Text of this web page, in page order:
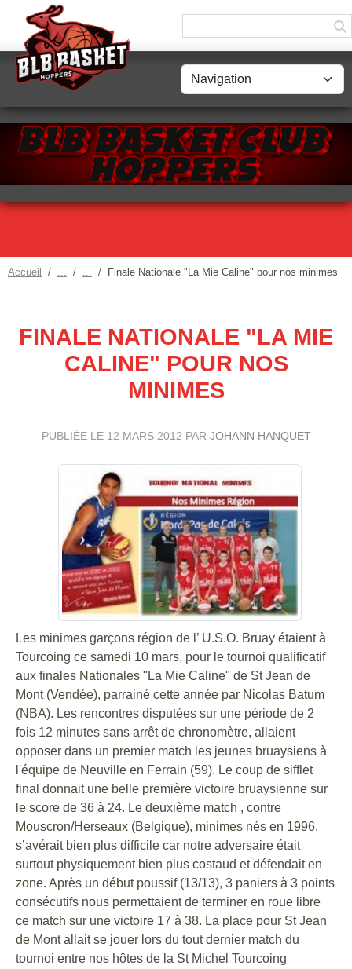
Accueil Finale Nationale "La Mie Caline" pour nos minimes
FINALE NATIONALE "LA MIE
CALINE" POUR NOS
MINIMES
PUBLIÉE LE 12 MARS 2012 PAR JOHANN HANQUET
Les minimes garçons région de l’ U.S.O. Bruay étaient à
Tourcoing ce samedi 10 mars, pour le tournoi qualificatif
aux finales Nationales "La Mie Caline" de St Jean de
Mont (Vendée), parrainé cette année par Nicolas Batum
(NBA). Les rencontres disputées sur une période de 2
fois 12 minutes sans arrêt de chronomètre, allaient
opposer dans un premier match les jeunes bruaysiens à
l'équipe de Neuville en Ferrain (59). Le coup de sifflet
final donnait une belle première victoire bruaysienne sur
le score de 36 à 24. Le deuxième match , contre
Mouscron/Herseaux (Belgique), minimes nés en 1996,
s’avérait bien plus difficile car notre adversaire était
surtout physiquement bien plus costaud et défendait en
zone. Après un début poussif (13/13), 3 paniers à 3 points
consécutifs nous permettaient de terminer en roue libre
ce match sur une victoire 17 à 38. La place pour St Jean
de Mont allait se jouer lors du tout dernier match du
tournoi entre nos hôtes de la St Michel Tourcoing
Panneau de gestion des cookies